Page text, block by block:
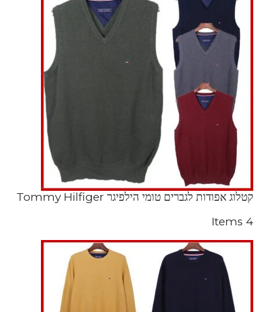
קטלוג אפודות לגברים טומי הילפיגר Tommy Hilfiger
4 Items